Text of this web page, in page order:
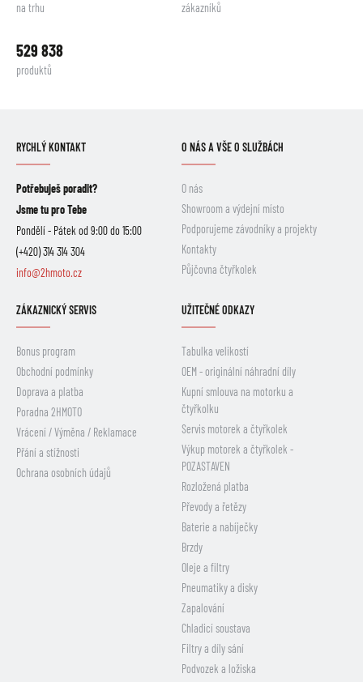
na trhu zákazníků
529 838
produktů
RYCHLÝ KONTAKT
Potřebuješ poradit?
Jsme tu pro Tebe
Pondělí - Pátek od 9:00 do 15:00
(+420) 314 314 304
info@2hmoto.cz
O NÁS A VŠE O SLUŽBÁCH
O nás
Showroom a výdejní místo
Podporujeme závodníky a projekty
Kontakty
Půjčovna čtyřkolek
ZÁKAZNICKÝ SERVIS
Bonus program
Obchodní podmínky
Doprava a platba
Poradna 2HMOTO
Vrácení / Výměna / Reklamace
Přání a stížnosti
Ochrana osobních údajů
UŽITEČNÉ ODKAZY
Tabulka velikostí
OEM - originální náhradní díly
Kupní smlouva na motorku a
čtyřkolku
Servis motorek a čtyřkolek
Výkup motorek a čtyřkolek -
POZASTAVEN
Rozložená platba
Převody a řetězy
Baterie a nabíječky
Brzdy
Oleje a filtry
Pneumatiky a disky
Zapalování
Chladicí soustava
Filtry a díly sání
Podvozek a ložiska